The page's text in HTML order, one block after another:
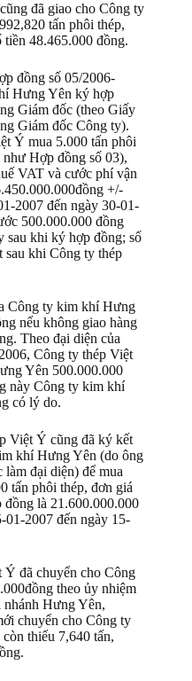
đã giao cho Công ty
tấn phôi thép,
48.465.000 đồng.
đồng số 05/2006-
Hưng Yên ký hợp
Giám đốc (theo Giấy
Giám đốc Công ty).
Ý mua 5.000 tấn phôi
Hợp đồng số 03),
VAT và cước phí vận
+/-
2007 đến ngày 30-01-
500.000.000 đồng
khi ký hợp đồng; số
sau khi Công ty thép
Công ty kim khí Hưng
nếu không giao hàng
Theo đại diện của
Công ty thép Việt
Yên 500.000.000
này Công ty kim khí
có lý do.
Việt Ý cũng đã ký kết
khí Hưng Yên (do ông
đại diện) để mua
tấn phôi thép, đơn giá
là 21.600.000.000
01-2007 đến ngày 15-
đã chuyển cho Công
theo ủy nhiệm
nhánh Hưng Yên,
chuyển cho Công ty
thiếu 7,640 tấn,